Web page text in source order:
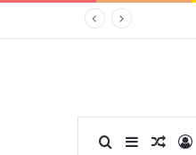
ورودنوشته تصادفی
سایدبارجستجو برای